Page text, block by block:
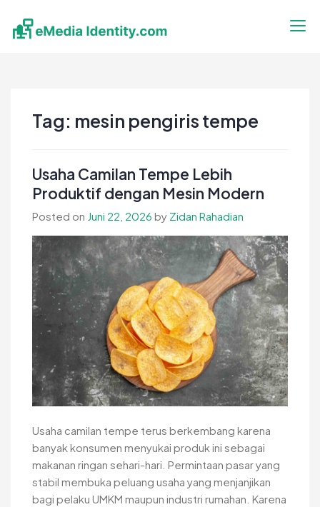
content
Tag: mesin pengiris tempe
Usaha Camilan Tempe Lebih
Produktif dengan Mesin Modern
Posted on Juni 22, 2026 by Zidan Rahadian
Usaha camilan tempe terus berkembang karena
banyak konsumen menyukai produk ini sebagai
makanan ringan sehari-hari. Permintaan pasar yang
stabil membuka peluang usaha yang menjanjikan
bagi pelaku UMKM maupun industri rumahan. Karena